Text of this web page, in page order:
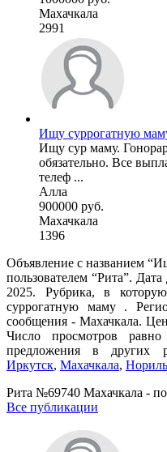
Махачкала
2991
Ищу суррогатную
Ищу сур маму.
обязательно. Все
телеф ...
Алла
900000 руб.
Махачкала
1396
Объявление с названием
пользователем “Рита”.
2025. Рубрика, в
суррогатную маму .
сообщения - Махачкала.
Число просмотров
предложения в других
Иркутск, Махачкала,
Рита №69740 Махачкала -
Все публикации